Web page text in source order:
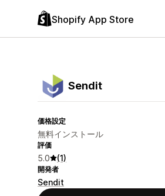
Shopify App Store
Sendit
価格設定
無料インストール
評価
5.0 (1)
開発者
Sendit